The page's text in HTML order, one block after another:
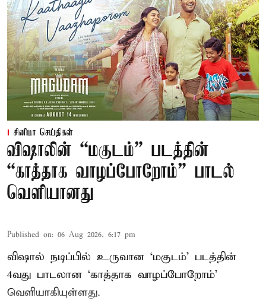
சினிமா செய்திகள்
விஷாலின் “மகுடம்” படத்தின்
“காத்தாக வாழப்போறோம்” பாடல்
வெளியானது
Published on: 06 Aug 2026, 6:17 pm
விஷால் நடிப்பில் உருவான ‘மகுடம்’ படத்தின்
4வது பாடலான ‘காத்தாக வாழப்போறோம்’
வெளியாகியுள்ளது.